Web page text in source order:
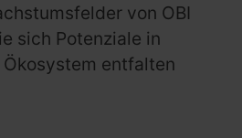
von OBI
sich Potenziale in
entfalten